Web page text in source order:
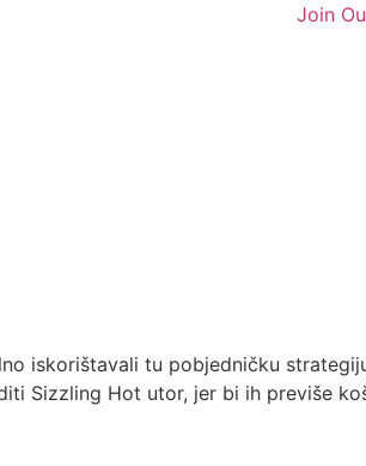
Menu
Join
iskorištavali tu pobjedničku
Sizzling Hot utor, jer bi ih previše